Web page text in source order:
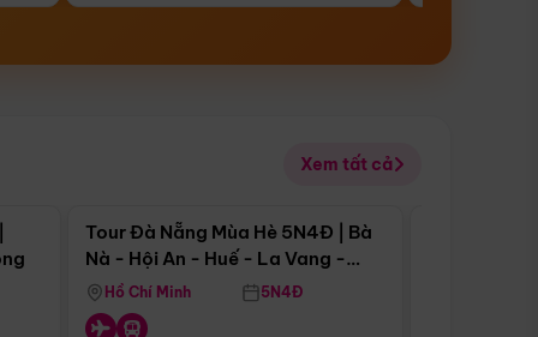
Xem tất cả
Điểm nổi bật
Tour Đà Nẵng Mùa Hè 5N4Đ | Bà
Nà - Hội An - Huế - La Vang -
Động Thiên Đường
Hồ Chí Minh 5N4Đ